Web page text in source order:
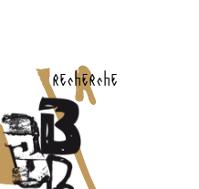
recherche